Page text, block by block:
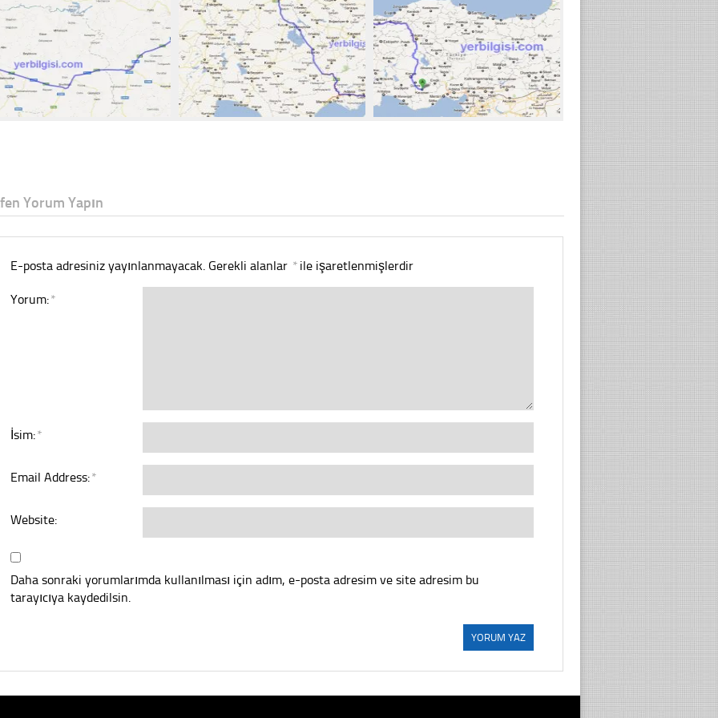
Yorum Yapın
E-posta adresiniz yayınlanmayacak. Gerekli alanlar *ile işaretlenmişlerdir
Yorum:*
İsim:*
Email Address:*
Website:
Daha sonraki yorumlarımda kullanılması için adım, e-posta adresim ve site adresim bu
tarayıcıya kaydedilsin.